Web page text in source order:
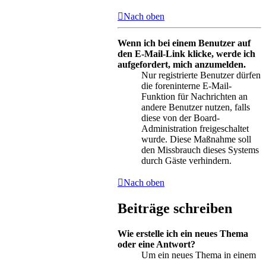
Nach oben
Wenn ich bei einem Benutzer auf
den E-Mail-Link klicke, werde ich
aufgefordert, mich anzumelden.
Nur registrierte Benutzer dürfen
die foreninterne E-Mail-
Funktion für Nachrichten an
andere Benutzer nutzen, falls
diese von der Board-
Administration freigeschaltet
wurde. Diese Maßnahme soll
den Missbrauch dieses Systems
durch Gäste verhindern.
Nach oben
Beiträge schreiben
Wie erstelle ich ein neues Thema
oder eine Antwort?
Um ein neues Thema in einem